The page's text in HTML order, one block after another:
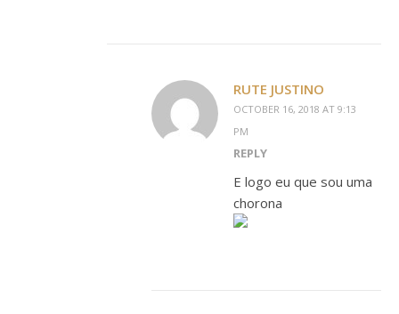
RUTE JUSTINO
OCTOBER 16, 2018 AT 9:13
PM
REPLY
E logo eu que sou uma
chorona